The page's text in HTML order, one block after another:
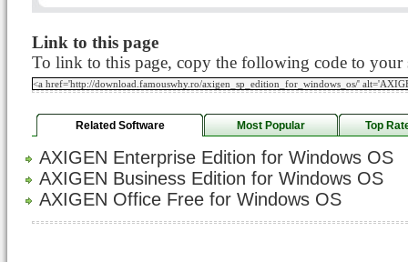
Link to this page
To link to this page, copy the following code to your
Related Software Most Popular Top
AXIGEN Enterprise Edition for Windows OS
AXIGEN Business Edition for Windows OS
AXIGEN Office Free for Windows OS